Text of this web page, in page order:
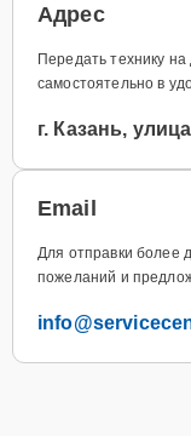
Адрес
Передать технику
самостоятельно в
г. Казань,
Email
Для отправки более
пожеланий и